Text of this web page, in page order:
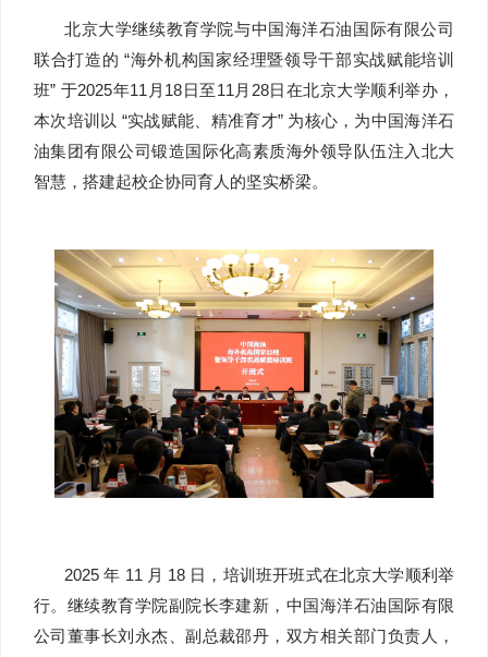
北京大学继续教育学院与中国海洋石油国际有限公司
联合打造的 “海外机构国家经理暨领导干部实战赋能培训
班” 于2025年11月18日至11月28日在北京大学顺利举办，
本次培训以 “实战赋能、精准育才” 为核心，为中国海洋石
油集团有限公司锻造国际化高素质海外领导队伍注入北大
智慧，搭建起校企协同育人的坚实桥梁。
2025 年 11 月 18 日，培训班开班式在北京大学顺利举
行。继续教育学院副院长李建新，中国海洋石油国际有限
公司董事长刘永杰、副总裁邵丹，双方相关部门负责人，